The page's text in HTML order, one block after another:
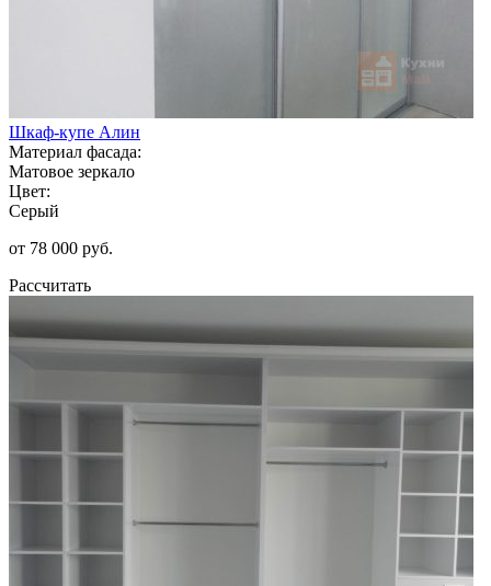
Шкаф-купе Алин
Материал фасада:
Матовое зеркало
Цвет:
Серый
от 78 000 руб.
Рассчитать